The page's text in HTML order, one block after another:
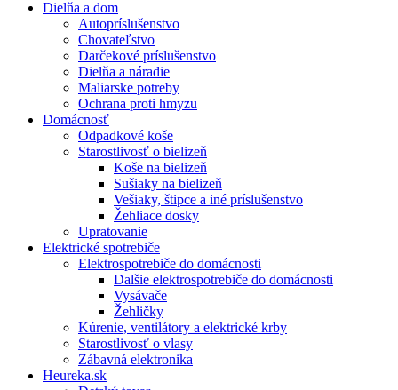
Dielňa a dom
Autopríslušenstvo
Chovateľstvo
Darčekové príslušenstvo
Dielňa a náradie
Maliarske potreby
Ochrana proti hmyzu
Domácnosť
Odpadkové koše
Starostlivosť o bielizeň
Koše na bielizeň
Sušiaky na bielizeň
Vešiaky, štipce a iné príslušenstvo
Žehliace dosky
Upratovanie
Elektrické spotrebiče
Elektrospotrebiče do domácnosti
Dalšie elektrospotrebiče do domácnosti
Vysávače
Žehličky
Kúrenie, ventilátory a elektrické krby
Starostlivosť o vlasy
Zábavná elektronika
Heureka.sk